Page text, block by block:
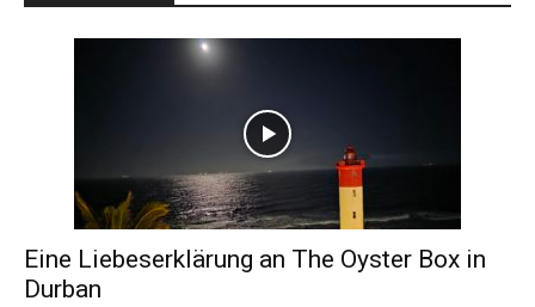
Eine Liebeserklärung an The Oyster Box in
Durban